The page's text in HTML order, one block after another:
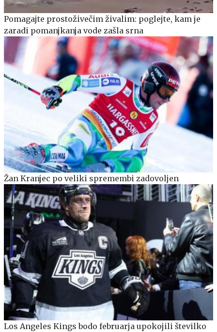
Pomagajte prostoživečim živalim: poglejte, kam je
zaradi pomanjkanja vode zašla srna
Žan Kranjec po veliki spremembi zadovoljen
Los Angeles Kings bodo februarja upokojili številko